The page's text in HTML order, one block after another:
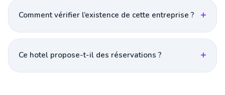
Comment vérifier l’existence de cette entreprise ?
Ce hotel propose-t-il des réservations ?